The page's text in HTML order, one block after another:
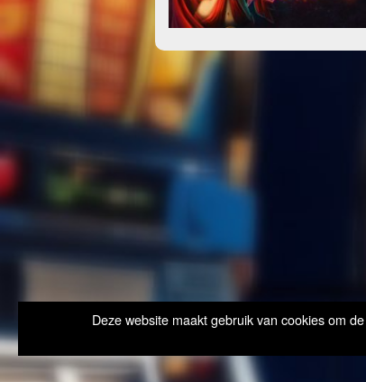
Deze website maakt gebruik van cookies om